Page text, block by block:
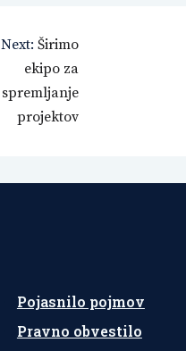
Next: Širimo
ekipo za
spremljanje
projektov
Pojasnilo pojmov
Pravno obvestilo